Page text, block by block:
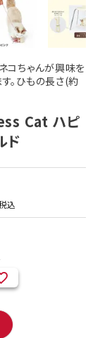
コちゃんが興味を
。ひもの長さ(約
Cat ハピ
ド
込